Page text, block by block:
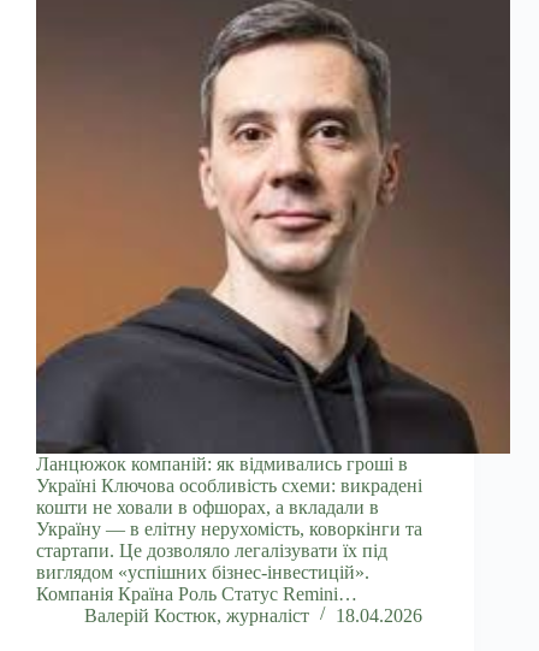
Ланцюжок компаній: як відмивались гроші в
Україні Ключова особливість схеми: викрадені
кошти не ховали в офшорах, а вкладали в
Україну — в елітну нерухомість, коворкінги та
стартапи. Це дозволяло легалізувати їх під
виглядом «успішних бізнес-інвестицій».
Компанія Країна Роль Статус Remini…
Валерій Костюк, журналіст
18.04.2026